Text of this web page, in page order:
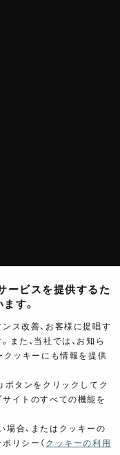
ービスを提供するた
す。
ス改善、お客様に提唱す
また、当社では、お知ら
クッキーにも情報を提供
ボタンをクリックしてク
イトのすべての機能を
合、またはクッキーの
リシー（ クッキーの利用